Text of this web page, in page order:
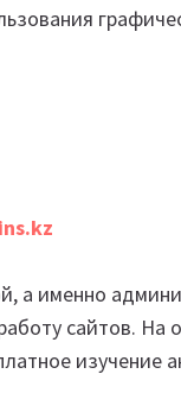
а именно
сайтов. На
изучение